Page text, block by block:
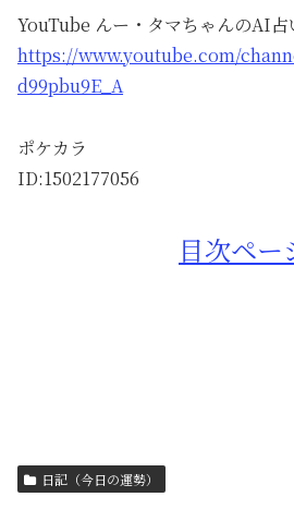
YouTube んー・タマちゃんのAI占
https://www.youtube.com/
d99pbu9E_A
ポケカラ
ID:1502177056
目次ペー
日記（今日の運勢）